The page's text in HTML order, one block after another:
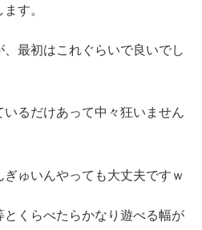
す。
最初はこれぐらいで良いでし
るだけあって中々狂いません
ぎゅいんやっても大丈夫ですｗ
くらべたらかなり遊べる幅が